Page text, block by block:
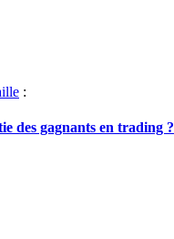
:
des gagnants en trading ?